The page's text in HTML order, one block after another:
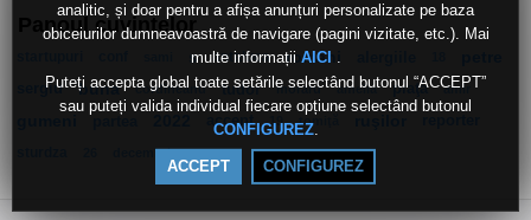
analitic, și doar pentru a afișa anunțuri personalizate pe baza
obiceiurilor dumneavoastră de navigare (pagini vizitate, etc.). Mai
multe informații AICI .
Puteți accepta global toate setările selectând butonul “ACCEPT”
sau puteți valida individual fiecare opțiune selectând butonul
CONFIGUREZ.
ACCEPT CONFIGUREZ
Panoul cuvintelor
s antaluca romani
sergiu buna cordineanu tudor moraru amelia piaţă amir
accent 19 tomiţă
decembrie